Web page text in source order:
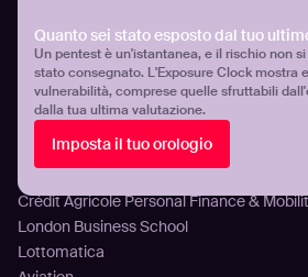
Quanto sei stato esposto dal tuo
Un pentest è un'istantanea, e il rischio non
stato consegnato. L'Exposure Clock mostra
vulnerabilità, comprese quelle sfruttabili
dalla tua ultima valutazione.
Imposta il tuo orologio
Prezzi
Clienti
Aroma360
Breeze Airways
ICT Group
Crédit Agricole Personal Finance &
London Business School
Lottomatica